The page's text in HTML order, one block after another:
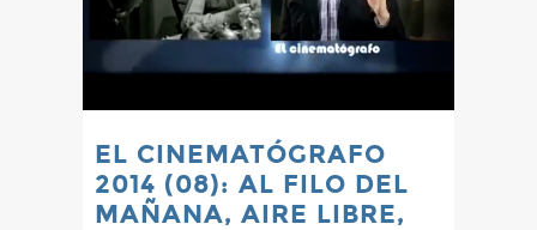
EL CINEMATÓGRAFO
2014 (08): AL FILO DEL
MAÑANA, AIRE LIBRE,